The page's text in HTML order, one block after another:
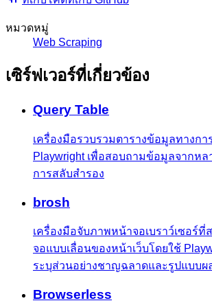
หมวดหมู่
Web Scraping
เซิร์ฟเวอร์ที่เกี่ยวข้อง
Query Table
เครื่องมือรวบรวมตารางข้อมูลทางกา
Playwright เพื่อสอบถามข้อมูลจากหล
การสลับสำรอง
brosh
เครื่องมือจับภาพหน้าจอเบราว์เซอร์
จอแบบเลื่อนของหน้าเว็บโดยใช้
ระบุส่วนอย่างชาญฉลาดและรูปแบบ
Browserless